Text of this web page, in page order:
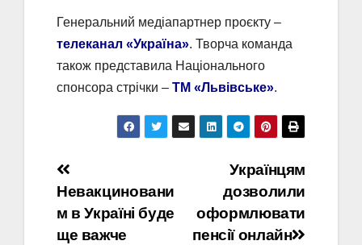
Генеральний медіапартнер проєкту –
телеканал «Україна». Творча команда
також представила Національного
спонсора стрічки – ТМ «Львівське».
Навігація
записів
Українцям
дозволили
оформлювати
пенсії онлайн
Невакциновани
м в Україні буде
ще важче